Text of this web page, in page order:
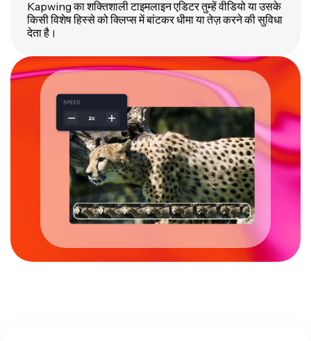
Kapwing का शक्तिशाली टाइमलाइन एडिटर तुम्हें वीडियो या उसके
किसी विशेष हिस्से को क्लिप्स में बांटकर धीमा या तेज़ करने की सुविधा
देता है।